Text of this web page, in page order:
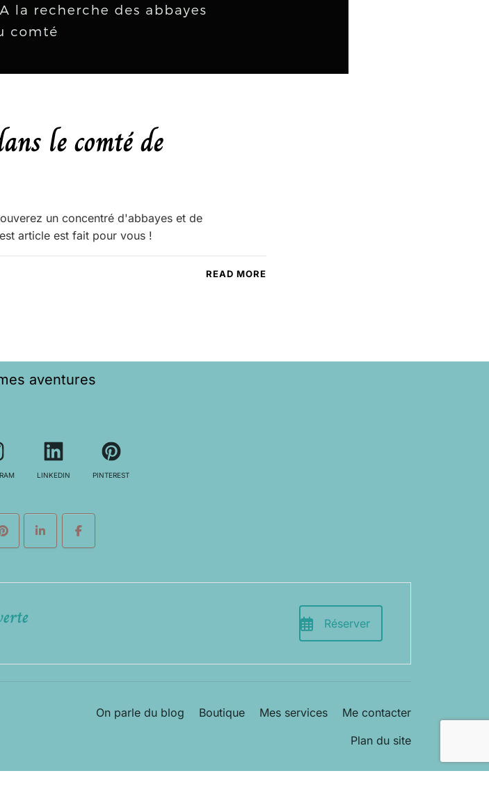
le comté de
un concentré d'abbayes et de
article est fait pour vous !
READ MORE
aventures
LINKEDIN PINTEREST
Réserver
On parle du blog Boutique Mes services
Me contacter
Plan du site